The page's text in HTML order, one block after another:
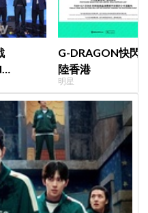
RIIZE
G-DRAGON快閃
陸香港
明星